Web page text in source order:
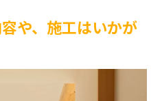
や、施工はいかが